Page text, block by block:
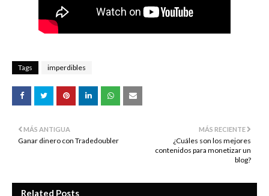
Tags imperdibles
MÁS RECIENTE
¿Cuáles son los mejores
contenidos para monetizar un
blog?
MÁS ANTIGUA
Ganar dinero con Tradedoubler
Related Posts